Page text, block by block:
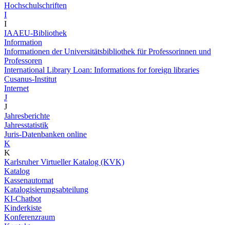
Hochschulschriften
I
I
IAAEU-Bibliothek
Information
Informationen der Universitätsbibliothek für Professorinnen und
Professoren
International Library Loan: Informations for foreign libraries
Cusanus-Institut
Internet
J
J
Jahresberichte
Jahresstatistik
Juris-Datenbanken online
K
K
Karlsruher Virtueller Katalog (KVK)
Katalog
Kassenautomat
Katalogisierungsabteilung
KI-Chatbot
Kinderkiste
Konferenzraum